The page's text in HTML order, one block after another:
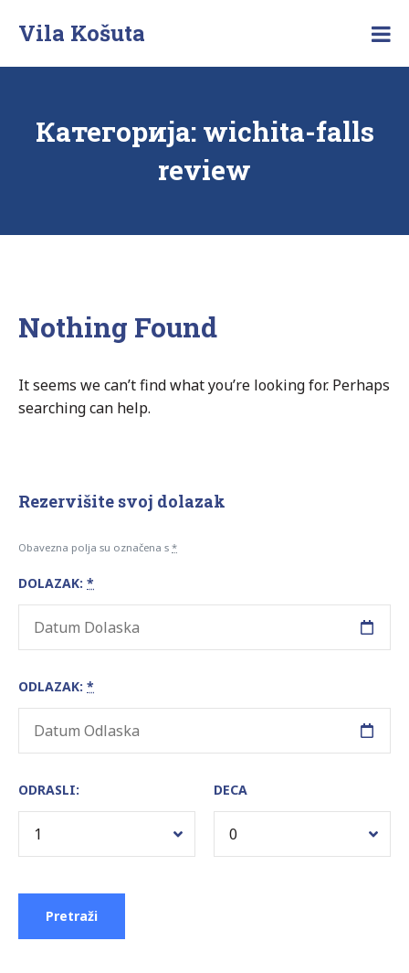
Vila Košuta
Posebna
vila
Категорија: wichita-falls
review
Nothing Found
It seems we can’t find what you’re looking for. Perhaps
searching can help.
Rezervišite svoj dolazak
Obavezna polja su označena s *
DOLAZAK: *
ODLAZAK: *
ODRASLI: DECA